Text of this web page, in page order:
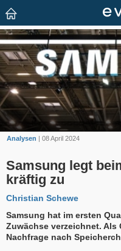
Analysen | 08 April 2024
Samsung legt
kräftig zu
Christian Schewe
Samsung hat im ersten
Zuwächse verzeichnet.
Nachfrage nach